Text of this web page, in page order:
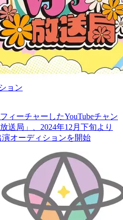
ョン
ィーチャーしたYouTubeチャン
送局」、2024年12月下旬より
オーディションを開始